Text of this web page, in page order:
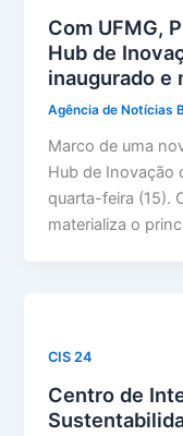
Com UFMG,
Hub de
inaugurado e
Agência de Notícias
Marco de uma
Hub de Inovação
quarta-feira (15).
materializa o
CIS 24
Centro de